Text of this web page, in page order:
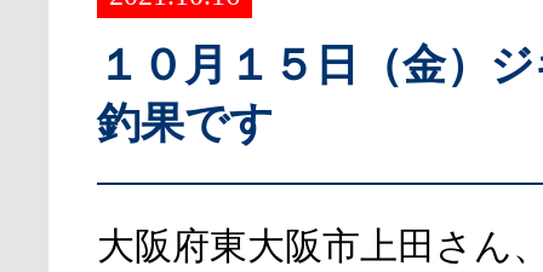
１０月１５日（金）
釣果です
大阪府東大阪市上田さん